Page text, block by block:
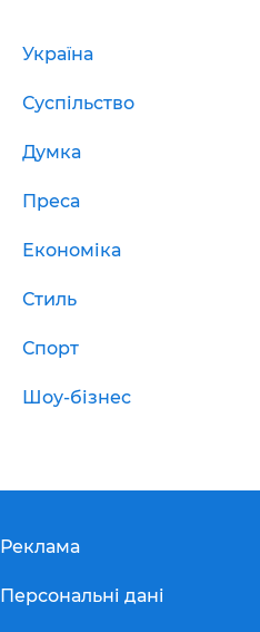
Україна
Суспільство
Думка
Преса
Економіка
Стиль
Спорт
Шоу-бізнес
Реклама
Персональні дані